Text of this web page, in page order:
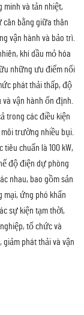
minh và tản nhiệt,
cân bằng giữa thân
vận hành và bảo trì.
khí dầu mỏ hóa
những ưu điểm nổi
phát thải thấp, độ
vận hành ổn định.
trong các điều kiện
trường nhiều bụi.
chuẩn là 100 kW,
độ điện dự phòng
nhau, bao gồm sản
mại, ứng phó khẩn
sự kiện tạm thời,
tổ chức và
phát thải và vận